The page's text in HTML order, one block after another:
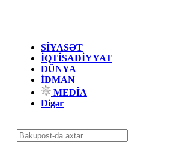
SİYASƏT
İQTİSADİYYAT
DÜNYA
İDMAN
MEDİA
Digər